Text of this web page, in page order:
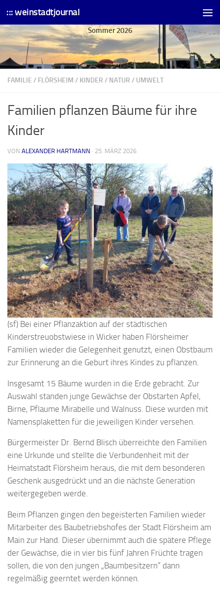
Skip to content
::: weinstadtjournal
Sommer 2026
FAMILIE / FLÖRSHEIM / KINDER / NATUR / UMWELT
Familien pflanzen Bäume für ihre
Kinder
VON ALEXANDER HARTMANN · 25. MÄRZ 2026
(sf) Bei einer Pflanzaktion auf der städtischen
Kinderstreuobstwiese in Wicker haben Flörsheimer
Familien wieder die Gelegenheit genutzt, einen Obstbaum
zur Erinnerung an die Geburt ihres Kindes zu pflanzen.
Insgesamt 15 Bäume wurden in die Erde gebracht. Zur
Auswahl standen junge Gewächse der Obstarten Apfel,
Birne, Pflaume Mirabelle und Walnuss. Diese wurden mit
Namensplaketten für die jeweiligen Kinder versehen.
Bürgermeister Dr. Bernd Blisch überreichte den Familien
eine Urkunde und stellte die Verbundenheit mit der
Heimatstadt Flörsheim heraus, die mit dem besonderen
Geschenk ausgedrückt und an die nächste Generation
weitergegeben werde.
Beim Pflanzen gingen den begeisterten Familien wieder
Mitarbeiter des Baubetriebshofes der Stadt Flörsheim am
Main zur Hand. Dieser übernimmt auch die spätere Pflege
der Gewächse, die in vier bis fünf Jahren Früchte tragen
sollen, die von den jungen „Baumbesitzern“ dann
regelmäßig geerntet werden können.